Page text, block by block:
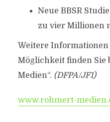
Neue BBSR
zu vier Millionen
Weitere Informationen
Möglichkeit finden Sie
Medien“. (DFPA/JF1)
www.rohmert-